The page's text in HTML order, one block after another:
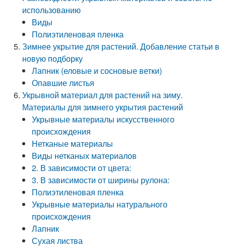
использованию
Виды
Полиэтиленовая пленка
Зимнее укрытие для растений. Добавление статьи в
новую подборку
Лапник (еловые и сосновые ветки)
Опавшие листья
Укрывной материал для растений на зиму.
Материалы для зимнего укрытия растений
Укрывные материалы искусственного
происхождения
Нетканые материалы
Виды нетканых материалов
2. В зависимости от цвета:
3. В зависимости от ширины рулона:
Полиэтиленовая пленка
Укрывные материалы натурального
происхождения
Лапник
Сухая листва